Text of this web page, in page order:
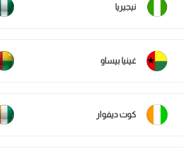
نيجيريا
غينيا بيساو
كوت ديفوار